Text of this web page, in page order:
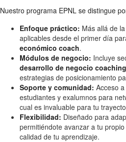
Nuestro programa EPNL se distingue
Enfoque práctico: Más allá de
aplicables desde el primer día
económico coach.
Módulos de negocio: Incluye
desarrollo de negocio coaching
estrategias de posicionamiento
Soporte y comunidad: Acceso
estudiantes y exalumnos para
cual es invaluable para tu
Flexibilidad: Diseñado para
permitiéndote avanzar a tu
calidad de tu aprendizaje.